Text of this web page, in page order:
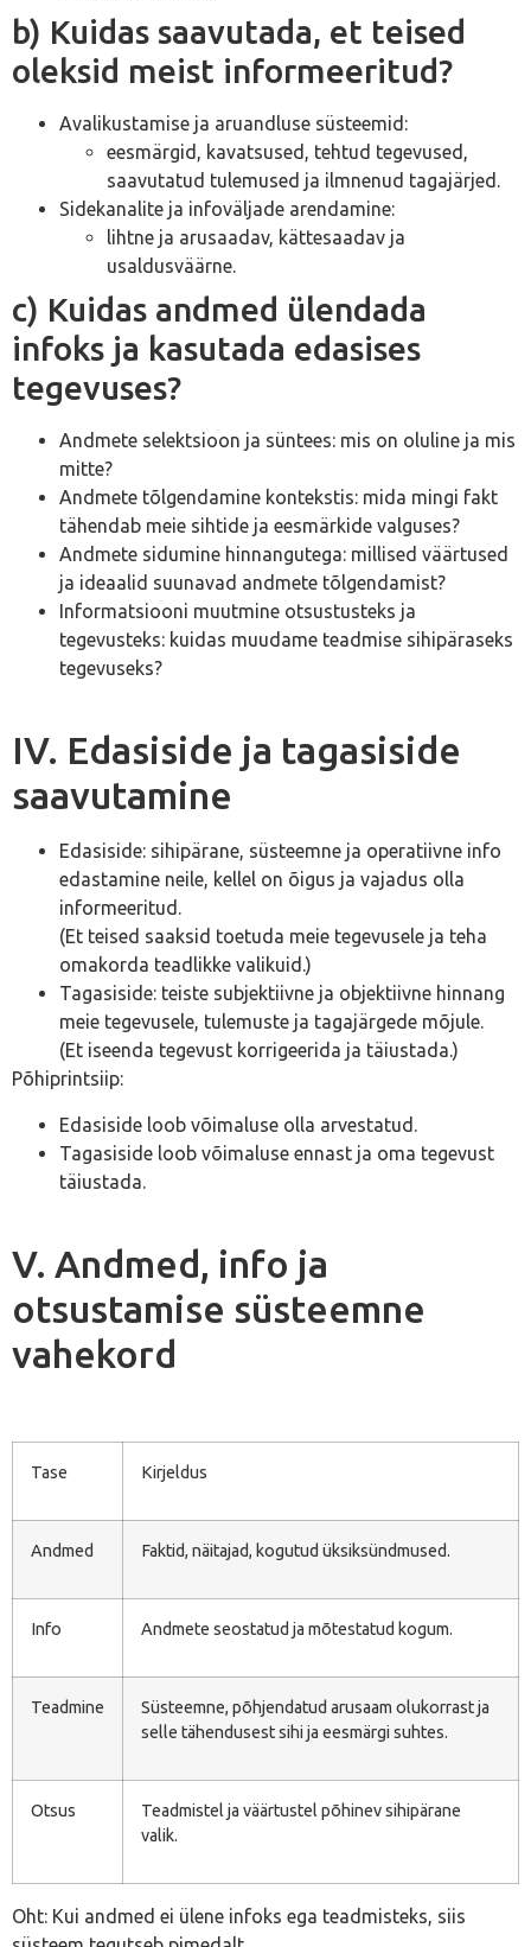
b) Kuidas saavutada, et teised
oleksid meist informeeritud?
Avalikustamise ja aruandluse süsteemid:
eesmärgid, kavatsused, tehtud tegevused,
saavutatud tulemused ja ilmnenud tagajärjed.
Sidekanalite ja infoväljade arendamine:
lihtne ja arusaadav, kättesaadav ja
usaldusväärne.
c) Kuidas andmed ülendada
infoks ja kasutada edasises
tegevuses?
Andmete selektsioon ja süntees: mis on oluline ja mis
mitte?
Andmete tõlgendamine kontekstis: mida mingi fakt
tähendab meie sihtide ja eesmärkide valguses?
Andmete sidumine hinnangutega: millised väärtused
ja ideaalid suunavad andmete tõlgendamist?
Informatsiooni muutmine otsustusteks ja
tegevusteks: kuidas muudame teadmise sihipäraseks
tegevuseks?
IV. Edasiside ja tagasiside
saavutamine
Edasiside: sihipärane, süsteemne ja operatiivne info
edastamine neile, kellel on õigus ja vajadus olla
informeeritud.
(Et teised saaksid toetuda meie tegevusele ja teha
omakorda teadlikke valikuid.)
Tagasiside: teiste subjektiivne ja objektiivne hinnang
meie tegevusele, tulemuste ja tagajärgede mõjule.
(Et iseenda tegevust korrigeerida ja täiustada.)
Põhiprintsiip:
Edasiside loob võimaluse olla arvestatud.
Tagasiside loob võimaluse ennast ja oma tegevust
täiustada.
V. Andmed, info ja
otsustamise süsteemne
vahekord
Tase Kirjeldus
Andmed Faktid, näitajad, kogutud üksiksündmused.
Info Andmete seostatud ja mõtestatud kogum.
Teadmine
Süsteemne, põhjendatud arusaam olukorrast ja
selle tähendusest sihi ja eesmärgi suhtes.
Otsus
Teadmistel ja väärtustel põhinev sihipärane
valik.
Oht: Kui andmed ei ülene infoks ega teadmisteks, siis